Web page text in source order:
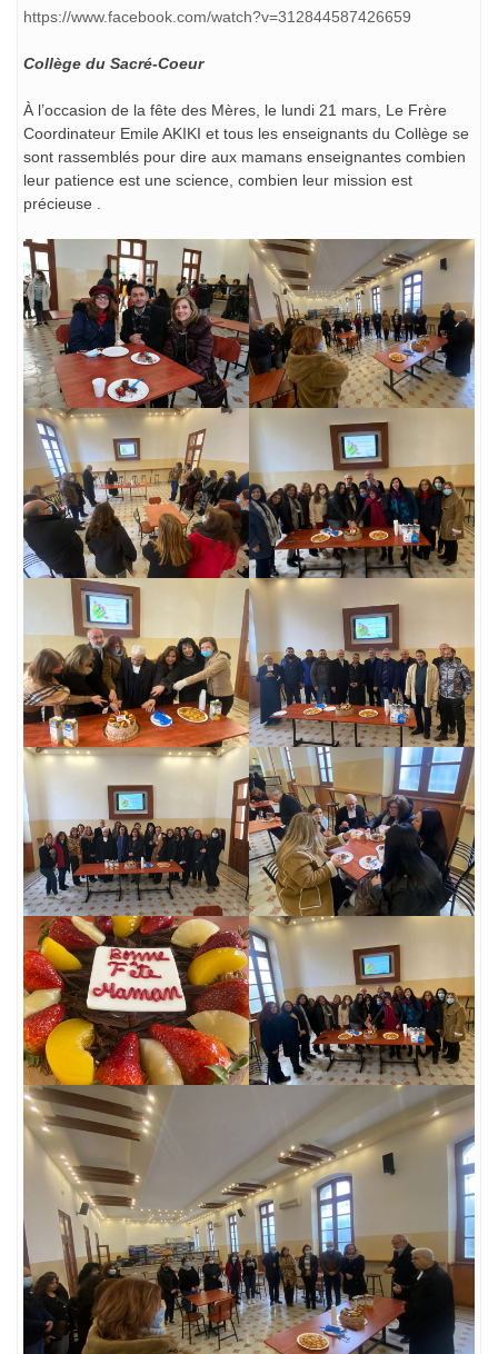
https://www.facebook.com/watch?v=312844587426659
Collège du Sacré-Coeur
À l’occasion de la fête des Mères, le lundi 21 mars, Le Frère
Coordinateur Emile AKIKI et tous les enseignants du Collège se
sont rassemblés pour dire aux mamans enseignantes combien
leur patience est une science, combien leur mission est
précieuse .